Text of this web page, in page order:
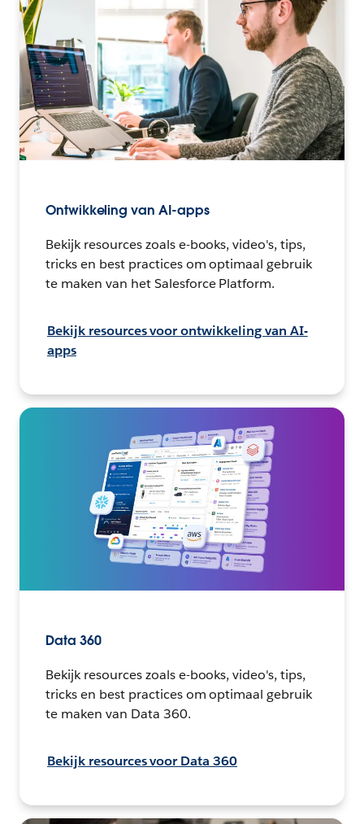
Ontwikkeling van AI-apps
Bekijk resources zoals e-books, video's, tips,
tricks en best practices om optimaal gebruik
te maken van het Salesforce Platform.
Bekijk resources voor ontwikkeling van AI-
apps
Data 360
Bekijk resources zoals e-books, video's, tips,
tricks en best practices om optimaal gebruik
te maken van Data 360.
Bekijk resources voor Data 360